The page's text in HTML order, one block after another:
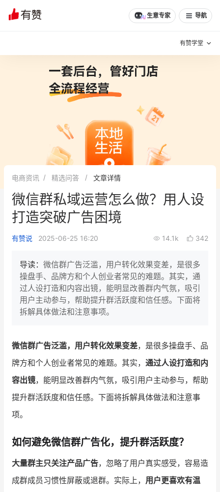
生意专家 导航
有赞学堂
增长方法
有赞专家说
新零售最佳实践
面对面聊增长
新零售大会 新零售茶会
增长产品指南
智库 产品场景库
行业洞察
品牌消费观 行业报告
培训课程
私域课程 新零售内参
增长俱乐部
增长俱乐部 有赞商盟
电商资讯 精选问答 文章详情
微信群私域运营怎么做？用人设
打造突破广告困境
有赞说 2025-06-25 16:20 14.1k 342
导读： 微信群广告泛滥，用户转化效果变差，是很多
操盘手、品牌方和个人创业者常见的难题。其实，通
过人设打造和内容出镜，能明显改善群内气氛，吸引
用户主动参与，帮助提升群活跃度和信任感。下面将
拆解具体做法和注意事项。
微信群广告泛滥，用户转化效果变差，是很多操盘手、品
牌方和个人创业者常见的难题。其实， 通过人设打造和内
容出镜，能明显改善群内气氛，吸引用户主动参与，帮助
提升群活跃度和信任感。下面将拆解具体做法和注意事
项。
如何避免微信群广告化，提升群活跃度？
大量群主只关注产品广告，忽略了用户真实感受，容易造
成群成员习惯性屏蔽或退群。实际上， 用户更喜欢有温